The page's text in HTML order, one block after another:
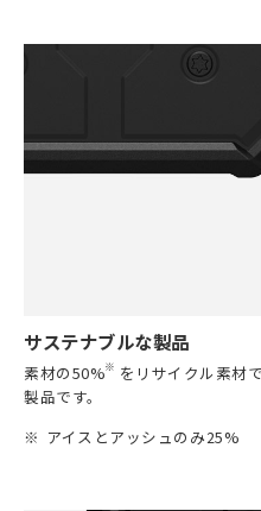
サステナブルな製品
素材の50%※ をリサイクル素材
製品です。
アイスとアッシュのみ25%